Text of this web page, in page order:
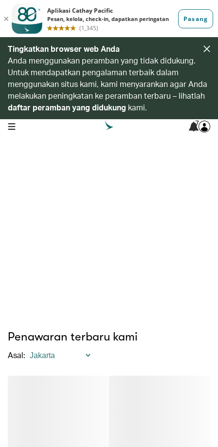
Tingkatkan browser web Anda
Anda menggunakan peramban yang tidak didukung.
Untuk mendapatkan pengalaman terbaik dalam
menggunakan situs kami, kami menyarankan agar Anda
melakukan peningkatan ke peramban terbaru – lihatlah
daftar peramban yang didukung kami.
open navigation menu 7
Penawaran terbaru kami
Asal: